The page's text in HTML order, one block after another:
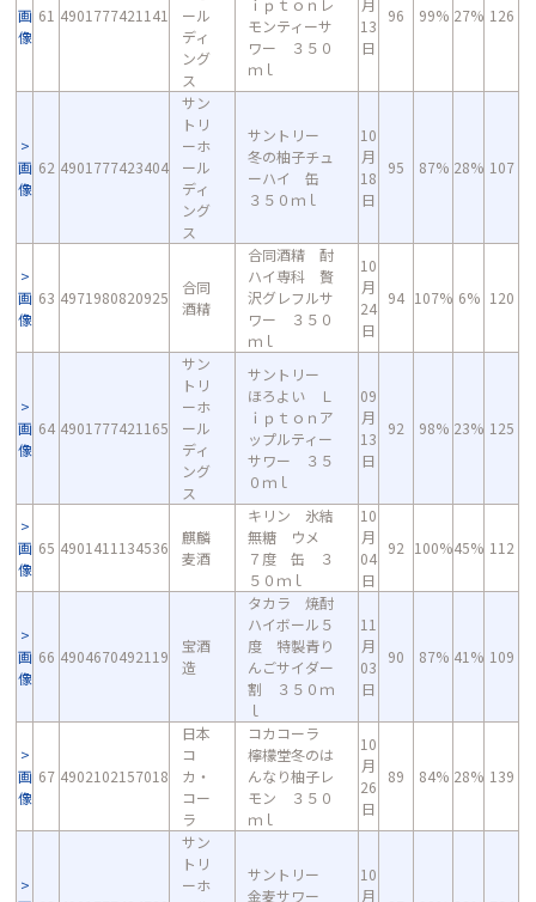
画
像
61 4901777421141
ール
ディ
ング
ス
ｉｐｔｏｎレ
モンティーサ
ワー ３５０
ｍｌ
月
13
日
96 99% 27% 126
画
像
62 4901777423404
サン
トリ
ーホ
ール
ディ
ング
ス
サントリー
冬の柚子チュ
ーハイ 缶
３５０ｍｌ
10
月
18
日
95 87% 28% 107
画
像
63 4971980820925
合同
酒精
合同酒精 酎
ハイ専科 贅
沢グレフルサ
ワー ３５０
ｍｌ
10
月
24
日
94 107% 6% 120
画
像
64 4901777421165
サン
トリ
ーホ
ール
ディ
ング
ス
サントリー
ほろよい Ｌ
ｉｐｔｏｎア
ップルティー
サワー ３５
０ｍｌ
09
月
13
日
92 98% 23% 125
画
像
65 4901411134536
麒麟
麦酒
キリン 氷結
無糖 ウメ
７度 缶 ３
５０ｍｌ
10
月
04
日
92 100%45% 112
画
像
66 4904670492119
宝酒
造
タカラ 焼酎
ハイボール５
度 特製青り
んごサイダー
割 ３５０ｍ
ｌ
11
月
03
日
90 87% 41% 109
画
像
67 4902102157018
日本
コ
カ・
コー
ラ
コカコーラ
檸檬堂冬のは
んなり柚子レ
モン ３５０
ｍｌ
10
月
26
日
89 84% 28% 139
サン
トリ
ーホ
サントリー
金麦サワー
10
月